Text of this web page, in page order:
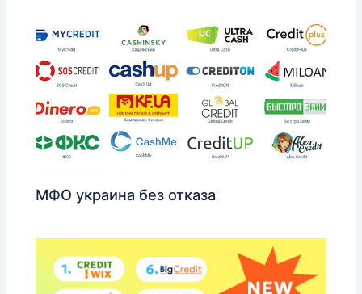
МФО украина без отказа